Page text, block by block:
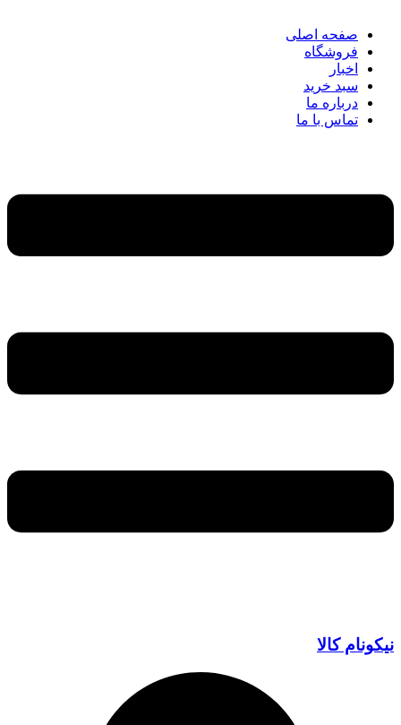
صفحه اصلی
فروشگاه
اخبار
سبد خرید
درباره ما
تماس با ما
نیکونام کالا